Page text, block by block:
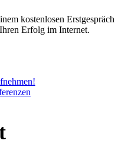
kostenlosen Erstgespräch
Erfolg im Internet.